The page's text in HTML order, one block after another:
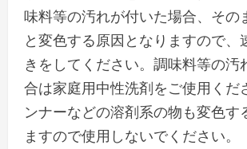
味料等の汚れが付いた場合、その
と変色する原因となりますので、
きをしてください。調味料等の汚
合は家庭用中性洗剤をご使用くだ
ンナーなどの溶剤系の物も変色す
ますので使用しないでください。